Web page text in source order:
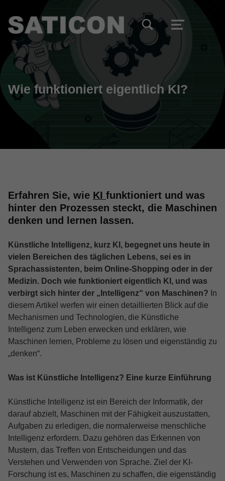
TOGGLE SEARCH FORM MODAL BOX
MENU
Wie funktioniert eigentlich KI?
Erfahren Sie, wie KI funktioniert und was
hinter den Prozessen steckt, die Maschinen
denken und lernen lassen.
Künstliche Intelligenz, kurz KI, begegnet uns heute in
vielen Bereichen des täglichen Lebens, sei es in
Sprachassistenten, beim Online-Shopping oder in der
Medizin. Doch wie funktioniert eigentlich KI, und was
verbirgt sich hinter der „Intelligenz“ von Maschinen? In
diesem Artikel werfen wir einen detaillierten Blick auf die
Mechanismen und Technologien, die Künstliche
Intelligenz zum Leben erwecken und erklären, wie
Maschinen lernen, Probleme zu lösen und eigenständig zu
„denken“.
Was ist Künstliche Intelligenz? Eine kurze Einführung
Künstliche Intelligenz ist ein Bereich der Informatik, der
darauf abzielt, Maschinen mit der Fähigkeit auszustatten,
Aufgaben zu erledigen, die normalerweise menschliche
Intelligenz erfordern. Dazu gehören das Erkennen von
Mustern, das Treffen von Entscheidungen und das
Verstehen und Verwenden von Sprache. Ziel der KI-
Forschung ist es, Maschinen zu schaffen, die eigenständig